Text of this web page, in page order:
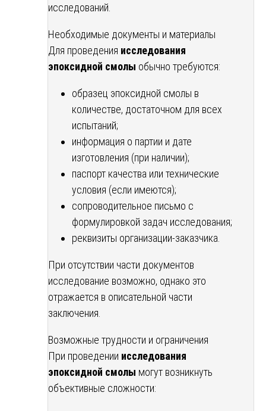
исследований.
Необходимые документы и материалы
Для проведения исследования
эпоксидной смолы обычно требуются:
образец эпоксидной смолы в
количестве, достаточном для всех
испытаний;
информация о партии и дате
изготовления (при наличии);
паспорт качества или технические
условия (если имеются);
сопроводительное письмо с
формулировкой задач исследования;
реквизиты организации-заказчика.
При отсутствии части документов
исследование возможно, однако это
отражается в описательной части
заключения.
Возможные трудности и ограничения
При проведении исследования
эпоксидной смолы могут возникнуть
объективные сложности: